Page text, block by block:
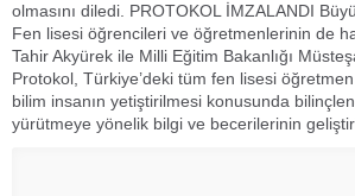
olmasını diledi. PROTOKOL İMZALANDI
Fen lisesi öğrencileri ve öğretmenlerinin de
Tahir Akyürek ile Milli Eğitim Bakanlığı
Protokol, Türkiye’deki tüm fen lisesi
bilim insanın yetiştirilmesi konusunda
yürütmeye yönelik bilgi ve becerilerinin